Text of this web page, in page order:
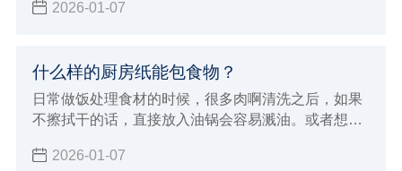
好坏呢？小辉来分享一些简单的方法，以及测试标
2026-01-07
什么样的厨房纸能包食物？
日常做饭处理食材的时候，很多肉啊清洗之后，如果
不擦拭干的话，直接放入油锅会容易溅油。或者想要
那么就需要擦拭干净，但是什么样的厨房纸能包食物
2026-01-07